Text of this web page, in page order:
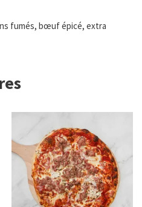
fumés, bœuf épicé, extra